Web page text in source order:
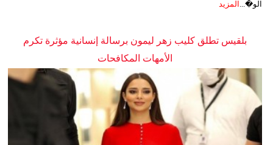
الو�... المزيد
بلقيس تطلق كليب زهر ليمون برسالة إنسانية مؤثرة تكرم
الأمهات المكافحات